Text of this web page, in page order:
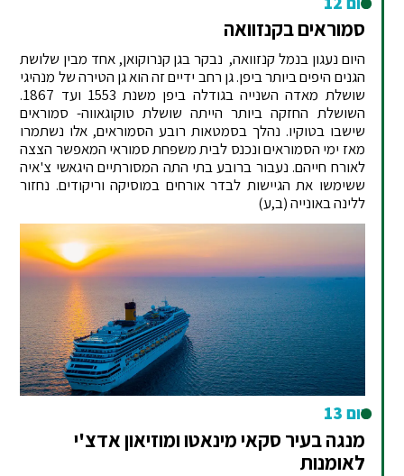
סמוראים בקנזוואה
היום נעגון בנמל קנזוואה, נבקר בגן קנרוקואן, אחד מבין שלושת
הגנים היפים ביותר ביפן. גן רחב ידיים זה הוא גן הטירה של מנהיגי
שושלת מאדה השנייה בגודלה ביפן משנת 1553 ועד 1867.
השושלת החזקה ביותר הייתה שושלת טוקוגאווה- סמוראים
שישבו בטוקיו. נהלך בסמטאות רובע הסמוראים, אלו נשתמרו
מאז ימי הסמוראים ונכנס לבית משפחת סמוראי המאפשר הצצה
לאורח חייהם. נעבור ברובע בתי התה המסורתיים היגאשי צ'איה
ששימשו את הגיישות לבדר אורחים במוסיקה וריקודים. נחזור
ללינה באונייה (ב,ע)
יום 13
מנגה בעיר סקאי מינאטו ומוזיאון אדצ'י
לאומנות